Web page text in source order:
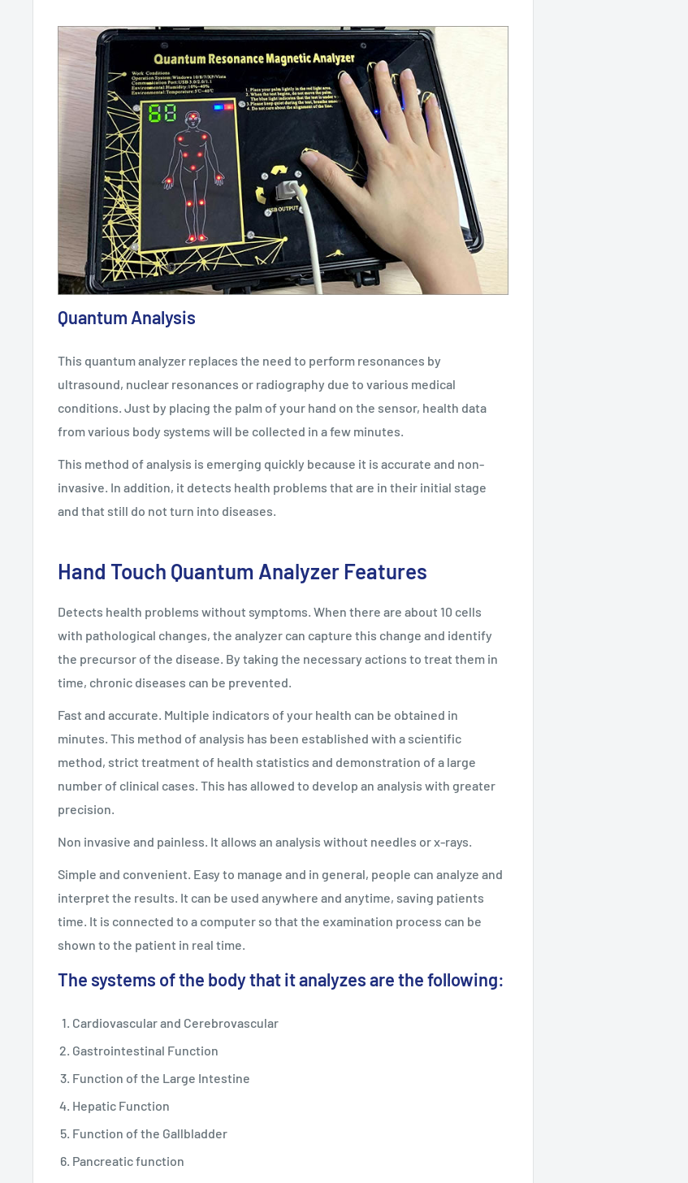
Quantum Analysis
This quantum analyzer replaces the need to perform resonances by
ultrasound, nuclear resonances or radiography due to various medical
conditions. Just by placing the palm of your hand on the sensor, health data
from various body systems will be collected in a few minutes.
This method of analysis is emerging quickly because it is accurate and non-
invasive. In addition, it detects health problems that are in their initial stage
and that still do not turn into diseases.
Hand Touch Quantum Analyzer Features
Detects health problems without symptoms. When there are about 10 cells
with pathological changes, the analyzer can capture this change and identify
the precursor of the disease. By taking the necessary actions to treat them in
time, chronic diseases can be prevented.
Fast and accurate. Multiple indicators of your health can be obtained in
minutes. This method of analysis has been established with a scientific
method, strict treatment of health statistics and demonstration of a large
number of clinical cases. This has allowed to develop an analysis with greater
precision.
Non invasive and painless. It allows an analysis without needles or x-rays.
Simple and convenient. Easy to manage and in general, people can analyze and
interpret the results. It can be used anywhere and anytime, saving patients
time. It is connected to a computer so that the examination process can be
shown to the patient in real time.
The systems of the body that it analyzes are the following:
Cardiovascular and Cerebrovascular
Gastrointestinal Function
Function of the Large Intestine
Hepatic Function
Function of the Gallbladder
Pancreatic function